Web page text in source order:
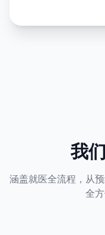
我
涵盖就医全流程，从
全